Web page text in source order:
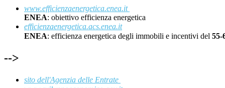
www.efficienzaenergetica.enea.it
ENEA: obiettivo efficienza energetica
efficienzaenergetica.acs.enea.it
ENEA: efficienza energetica degli immobili e incentivi del 55-
-->
sito dell'Agenzia delle Entrate